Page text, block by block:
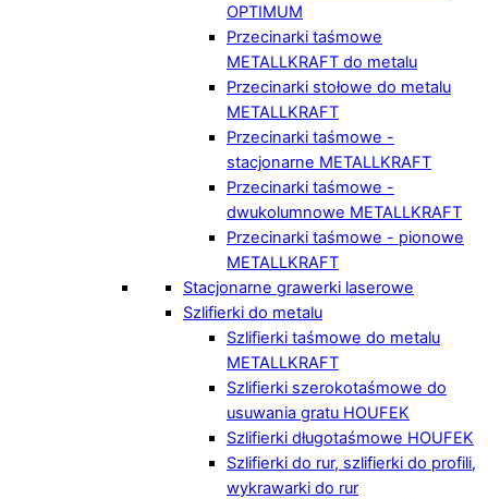
OPTIMUM
Przecinarki taśmowe
METALLKRAFT do metalu
Przecinarki stołowe do metalu
METALLKRAFT
Przecinarki taśmowe -
stacjonarne METALLKRAFT
Przecinarki taśmowe -
dwukolumnowe METALLKRAFT
Przecinarki taśmowe - pionowe
METALLKRAFT
Stacjonarne grawerki laserowe
Szlifierki do metalu
Szlifierki taśmowe do metalu
METALLKRAFT
Szlifierki szerokotaśmowe do
usuwania gratu HOUFEK
Szlifierki długotaśmowe HOUFEK
Szlifierki do rur, szlifierki do profili,
wykrawarki do rur